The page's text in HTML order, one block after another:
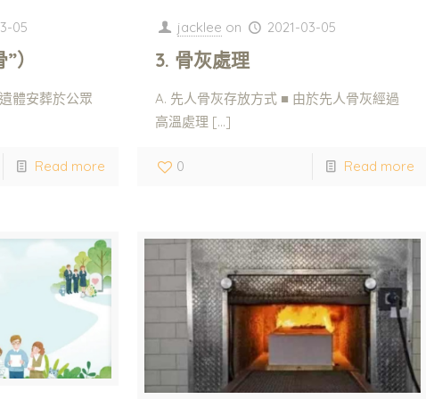
05
）
體安葬於公眾
Read more
jacklee on 2021-03-05
3. 骨灰處理
A. 先人骨灰存放方式 ■ 由於先人骨灰經過
高溫處理 […]
0 Read more